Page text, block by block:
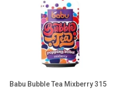
Babu Bubble Tea Mixberry 315